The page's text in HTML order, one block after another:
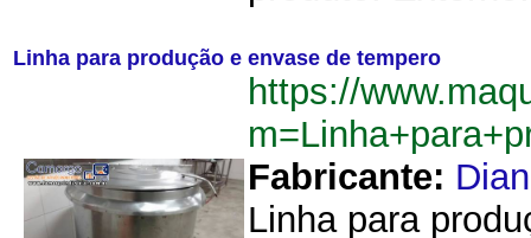
Linha para produção e envase de tempero
https://
Fabricante:
Linha para